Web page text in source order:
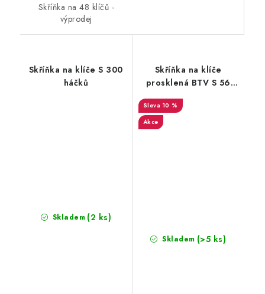
Skříňka na 48 klíčů -
výprodej
Skříňka na klíče S 300
háčků
Skladem (2 ks)
Skříňka na klíče
prosklená BTV S 56
10 %
Akce
Skladem (>5 ks)